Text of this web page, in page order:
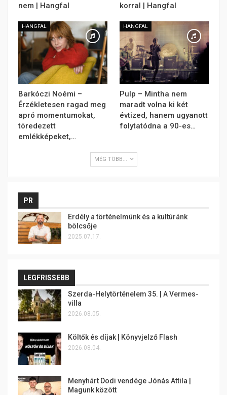
nem | Hangfal
korral | Hangfal
HANGFAL
Barkóczi Noémi –
Érzékletesen ragad meg
apró momentumokat,
töredezett
emlékképeket,…
HANGFAL
Pulp – Mintha nem
maradt volna ki két
évtized, hanem ugyanott
folytatódna a 90-es…
MÉG TÖBB...
PR
Erdély a történelmünk és a kultúránk
bölcsője
2025.07.17.
LEGFRISSEBB
Szerda-Helytörténelem 35. | A Vermes-
villa
2026.08.05.
Költők és díjak | Könyvjelző Flash
2026.08.04.
Menyhárt Dodi vendége Jónás Attila |
Magunk között